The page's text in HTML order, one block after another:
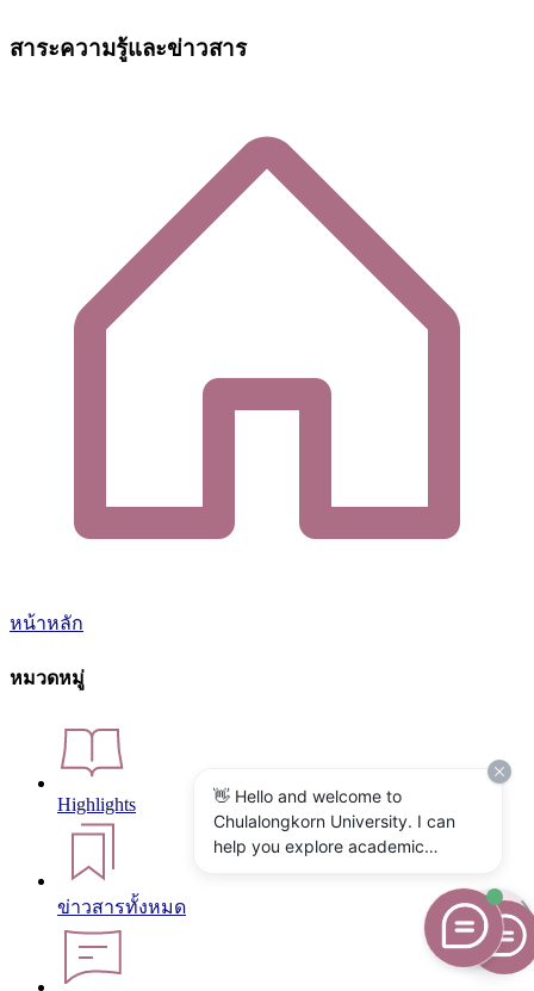
สาระความรู้และข่าวสาร
หน้าหลัก
หมวดหมู่
Highlights
ข่าวสารทั้งหมด
👋 Hello and welcome to
Chulalongkorn University. I can
help you explore academic